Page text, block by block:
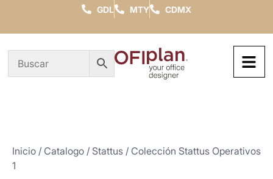
GDL MTY CDMX
Inicio / Catalogo / Stattus / Colección Stattus Operativos
1